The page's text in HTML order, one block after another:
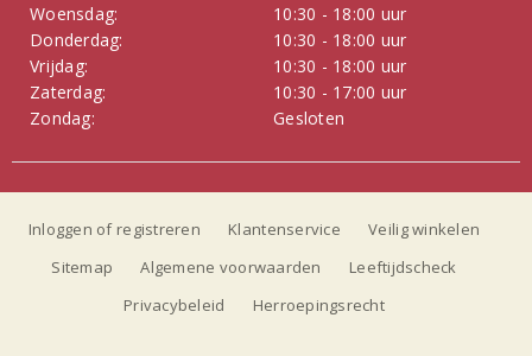
Woensdag:
10:30 - 18:00 uur
Donderdag:
10:30 - 18:00 uur
Vrijdag:
10:30 - 18:00 uur
Zaterdag:
10:30 - 17:00 uur
Zondag:
Gesloten
Inloggen of registreren Klantenservice
Veilig winkelen
Sitemap
Algemene voorwaarden
Leeftijdscheck
Privacybeleid
Herroepingsrecht